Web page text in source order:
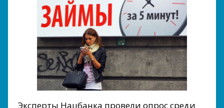
Эксперты Нацбанка провели опрос среди